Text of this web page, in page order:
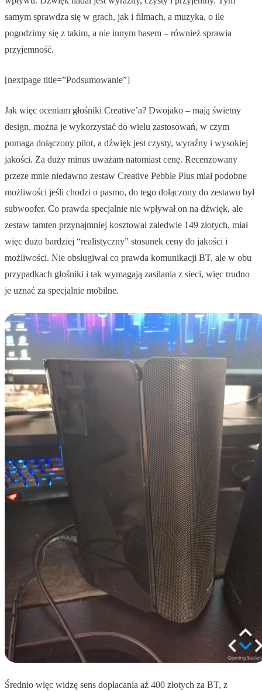
samym sprawdza się w grach, jak i filmach, a muzyka, o ile
pogodzimy się z takim, a nie innym basem – również sprawia
przyjemność.
[nextpage title=”Podsumowanie”]
Jak więc oceniam głośniki Creative’a? Dwojako – mają świetny
design, można je wykorzystać do wielu zastosowań, w czym
pomaga dołączony pilot, a dźwięk jest czysty, wyraźny i wysokiej
jakości. Za duży minus uważam natomiast cenę. Recenzowany
przeze mnie niedawno zestaw Creative Pebble Plus miał podobne
możliwości jeśli chodzi o pasmo, do tego dołączony do zestawu był
subwoofer. Co prawda specjalnie nie wpływał on na dźwięk, ale
zestaw tamten przynajmniej kosztował zaledwie 149 złotych, miał
więc dużo bardziej “realistyczny” stosunek ceny do jakości i
możliwości. Nie obsługiwał co prawda komunikacji BT, ale w obu
przypadkach głośniki i tak wymagają zasilania z sieci, więc trudno
je uznać za specjalnie mobilne.
Średnio więc widzę sens dopłacania aż 400 złotych za BT, z